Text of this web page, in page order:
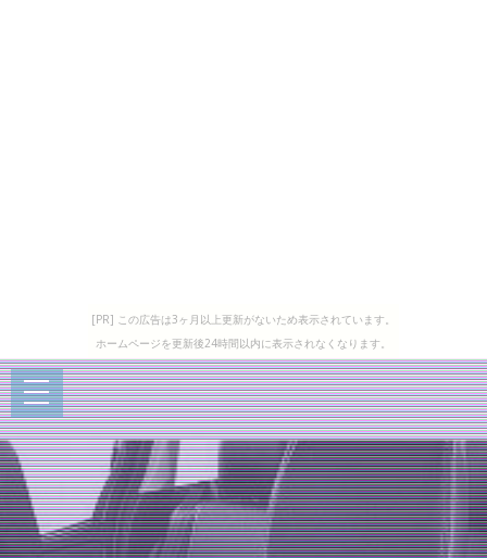
[PR] この広告は3ヶ月以上更新がないため表示されています。
ホームページを更新後24時間以内に表示されなくなります。